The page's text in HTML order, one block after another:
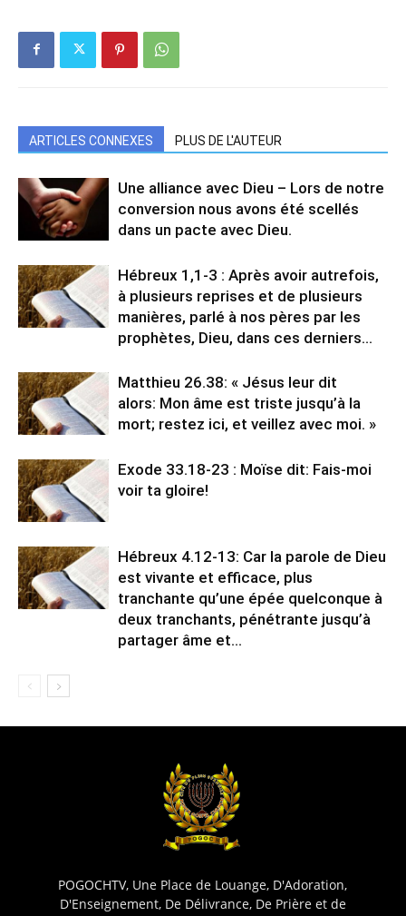
ARTICLES CONNEXES PLUS DE L'AUTEUR
Une alliance avec Dieu – Lors de notre
conversion nous avons été scellés
dans un pacte avec Dieu.
Hébreux 1,1-3 : Après avoir autrefois,
à plusieurs reprises et de plusieurs
manières, parlé à nos pères par les
prophètes, Dieu, dans ces derniers…
Matthieu 26.38: « Jésus leur dit
alors: Mon âme est triste jusqu’à la
mort; restez ici, et veillez avec moi. »
Exode 33.18-23 : Moïse dit: Fais-moi
voir ta gloire!
Hébreux 4.12-13: Car la parole de Dieu
est vivante et efficace, plus
tranchante qu’une épée quelconque à
deux tranchants, pénétrante jusqu’à
partager âme et…
POGOCHTV, Une Place de Louange, D'Adoration,
D'Enseignement, De Délivrance, De Prière et de